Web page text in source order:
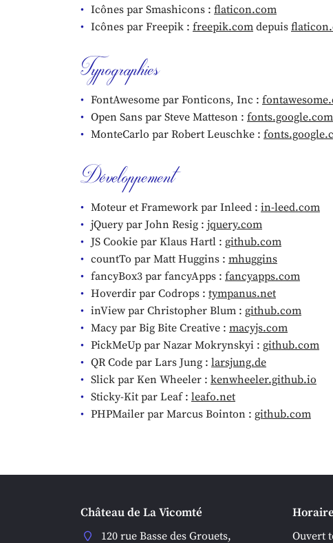
Icônes par Smashicons : flaticon.com
Icônes par Freepik : freepik.com depuis
Typographies
FontAwesome par Fonticons, Inc :
Open Sans par Steve Matteson : fonts.google.com
MonteCarlo par Robert Leuschke :
Développement
Moteur et Framework par Inleed : in-leed.com
jQuery par John Resig : jquery.com
JS Cookie par Klaus Hartl : github.com
countTo par Matt Huggins : mhuggins
fancyBox3 par fancyApps : fancyapps.com
Hoverdir par Codrops : tympanus.net
inView par Christopher Blum : github.com
Macy par Big Bite Creative : macyjs.com
PickMeUp par Nazar Mokrynskyi : github.com
QR Code par Lars Jung : larsjung.de
Slick par Ken Wheeler : kenwheeler.github.io
Sticky-Kit par Leaf : leafo.net
PHPMailer par Marcus Bointon : github.com
Château de La Vicomté
120 rue Basse des Grouets, Ouvert